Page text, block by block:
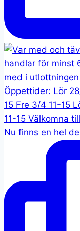
Nu finns en hel